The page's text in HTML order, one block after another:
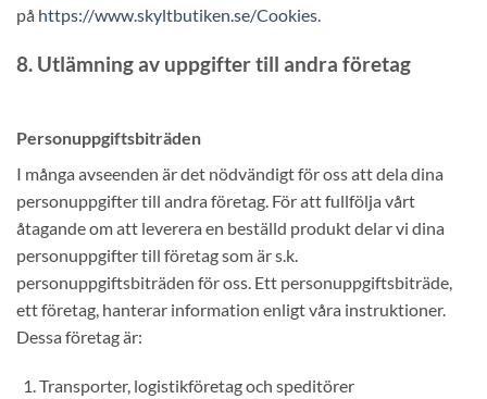
på https://www.skyltbutiken.se/Cookies.
8. Utlämning av uppgifter till andra företag
Personuppgiftsbiträden
I många avseenden är det nödvändigt för oss att dela dina
personuppgifter till andra företag. För att fullfölja vårt
åtagande om att leverera en beställd produkt delar vi dina
personuppgifter till företag som är s.k.
personuppgiftsbiträden för oss. Ett personuppgiftsbiträde,
ett företag, hanterar information enligt våra instruktioner.
Dessa företag är:
Transporter, logistikföretag och speditörer